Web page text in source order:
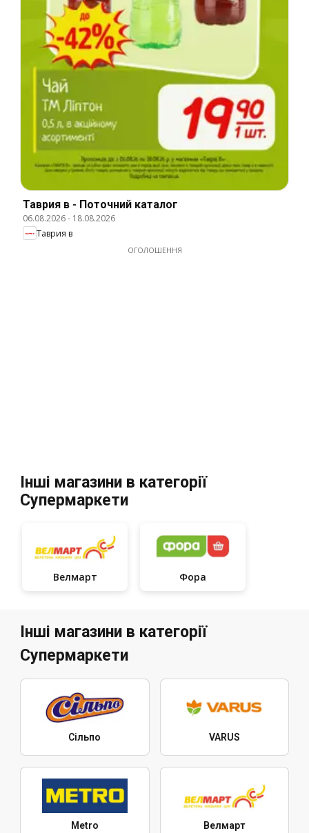
Таврия в - Поточний каталог
06.08.2026- 18.08.2026
Таврия в
ОГОЛОШЕННЯ
Інші магазини в категорії
Супермаркети
Велмарт Фора
Інші магазини в категорії
Супермаркети
Сільпо VARUS
Metro Велмарт